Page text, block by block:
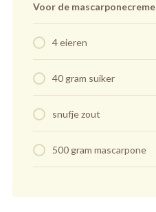
Voor de mascarponecreme
4 eieren
40 gram suiker
snufje zout
500 gram mascarpone